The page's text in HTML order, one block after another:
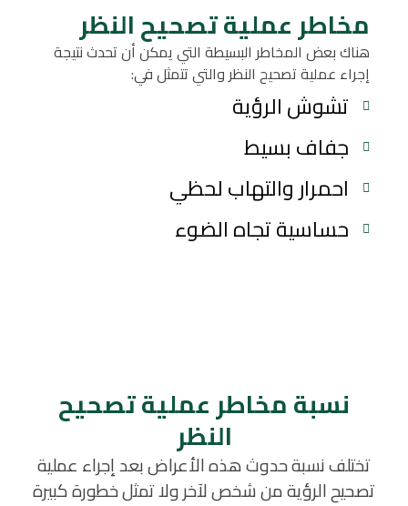
مخاطر عملية تصحيح النظر
هناك بعض المخاطر البسيطة التي يمكن أن تحدث نتيجة
إجراء عملية تصحيح النظر والتي تتمثل في:
تشوش الرؤية
جفاف بسيط
احمرار والتهاب لحظي
حساسية تجاه الضوء
نسبة مخاطر عملية تصحيح
النظر
تختلف نسبة حدوث هذه الأعراض بعد إجراء عملية
تصحيح الرؤية من شخص لآخر ولا تمثل خطورة كبيرة